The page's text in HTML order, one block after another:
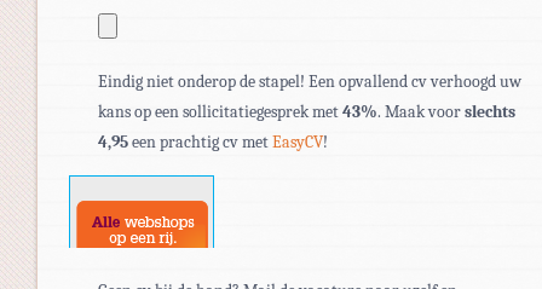
bestandstypen:
pdf,
doc,
docx.
Eindig niet onderop de stapel! Een opvallend cv verhoogd uw
kans op een sollicitatiegesprek met43%. Maak voorslechts
4,95een prachtig cv metEasyCV!